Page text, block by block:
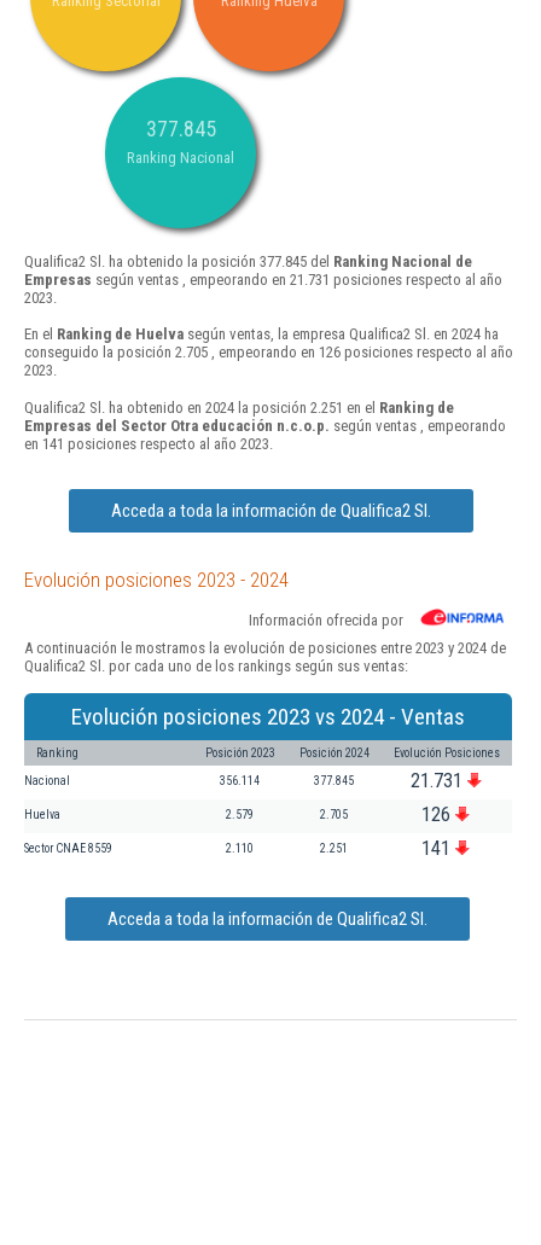
377.845
Ranking Nacional
Qualifica2 Sl. ha obtenido la posición 377.845 del Ranking Nacional de
Empresas según ventas , empeorando en 21.731 posiciones respecto al año
2023.
En el Ranking de Huelva según ventas, la empresa Qualifica2 Sl. en 2024 ha
conseguido la posición 2.705 , empeorando en 126 posiciones respecto al año
2023.
Qualifica2 Sl. ha obtenido en 2024 la posición 2.251 en el Ranking de
Empresas del Sector Otra educación n.c.o.p. según ventas , empeorando
en 141 posiciones respecto al año 2023.
Acceda a toda la información de Qualifica2 Sl.
Evolución posiciones 2023 - 2024
Información ofrecida por
A continuación le mostramos la evolución de posiciones entre 2023 y 2024 de
Qualifica2 Sl. por cada uno de los rankings según sus ventas:
Evolución posiciones 2023 vs 2024 - Ventas
Ranking Posición 2023 Posición 2024 Evolución Posiciones
Nacional 356.114 377.845 21.731
Huelva 2.579 2.705 126
Sector CNAE 8559 2.110 2.251 141
Acceda a toda la información de Qualifica2 Sl.